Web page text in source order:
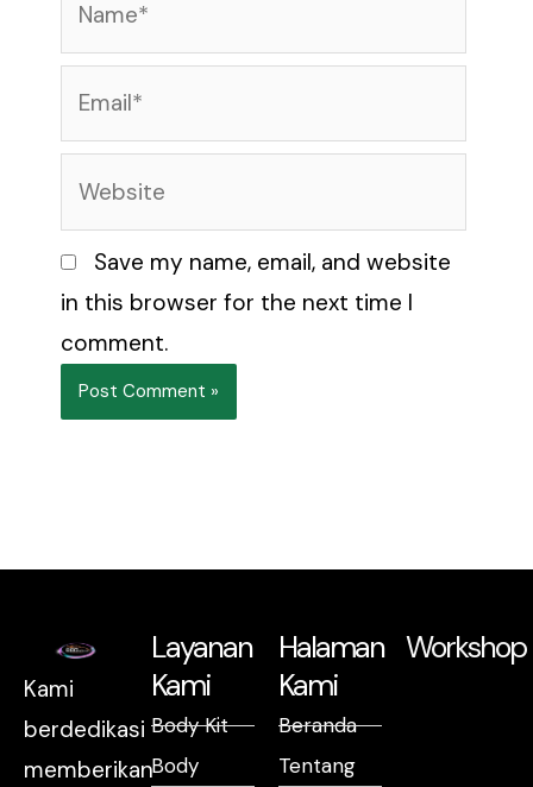
Save my name, email, and website
in this browser for the next time I
comment.
Kami
berdedikasi
memberikan
Layanan
Kami
Body Kit
Body
Halaman
Kami
Beranda
Tentang
Workshop